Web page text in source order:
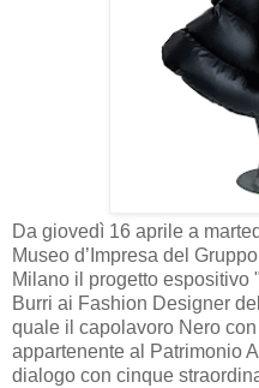
Da giovedì 16 aprile a
Museo d’Impresa del
Milano il progetto espositivo
Burri ai Fashion Designer
quale il capolavoro Nero
appartenente al Patrimonio
dialogo con cinque